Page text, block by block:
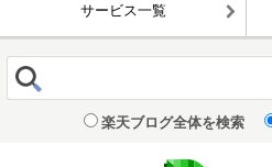
サービス一覧
楽天ブログ全体を検索